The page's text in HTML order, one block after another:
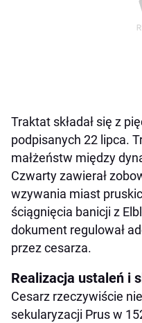
Traktat składał się z
podpisanych 22 lipca.
małżeństw między
Czwarty zawierał
wzywania miast
ściągnięcia banicji z
dokument regulował
przez cesarza.
Realizacja ustaleń i
Cesarz rzeczywiście
sekularyzacji Prus w